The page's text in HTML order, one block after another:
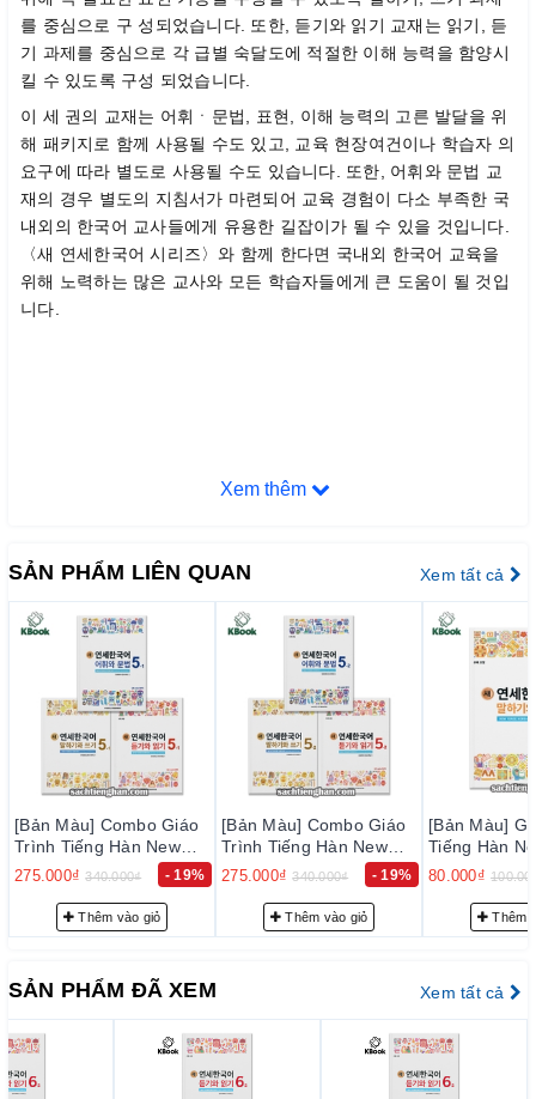
를 중심으로 구 성되었습니다. 또한, 듣기와 읽기 교재는 읽기, 듣
기 과제를 중심으로 각 급별 숙달도에 적절한 이해 능력을 함양시
킬 수 있도록 구성 되었습니다.
이 세 권의 교재는 어휘ㆍ문법, 표현, 이해 능력의 고른 발달을 위
해 패키지로 함께 사용될 수도 있고, 교육 현장여건이나 학습자 의
요구에 따라 별도로 사용될 수도 있습니다. 또한, 어휘와 문법 교
재의 경우 별도의 지침서가 마련되어 교육 경험이 다소 부족한 국
내외의 한국어 교사들에게 유용한 길잡이가 될 수 있을 것입니다.
〈새 연세한국어 시리즈〉와 함께 한다면 국내외 한국어 교육을
위해 노력하는 많은 교사와 모든 학습자들에게 큰 도움이 될 것입
니다.
Xem thêm
SẢN PHẨM LIÊN QUAN Xem tất cả
[Bản Màu] Combo Giáo
Trình Tiếng Hàn New
Yonsei Korean 5-1 - 새
275.000₫ 340.000₫ - 19%
Thêm vào giỏ
[Bản Màu] Combo Giáo
Trình Tiếng Hàn New
Yonsei Korean 5-2 - 새
275.000₫ 340.000₫ - 19%
Thêm vào giỏ
[Bản Màu]
Tiếng Hàn
Korean Nói
기 4-1
80.000₫
Thêm
SẢN PHẨM ĐÃ XEM Xem tất cả